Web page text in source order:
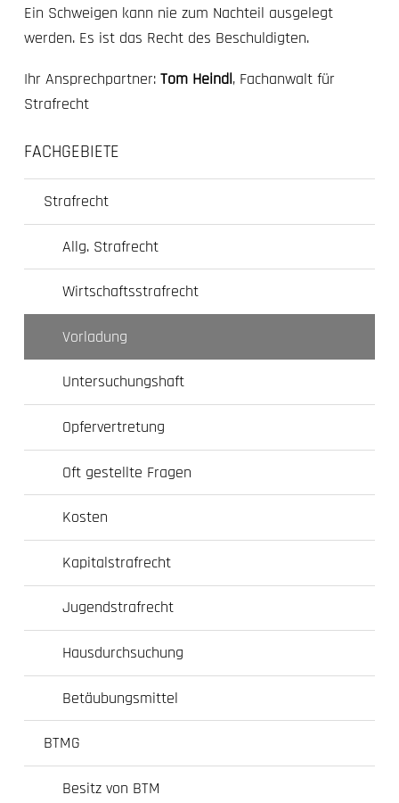
Ein Schweigen kann nie zum Nachteil ausgelegt
werden. Es ist das Recht des Beschuldigten.
Ihr Ansprechpartner: Tom Heindl, Fachanwalt für
Strafrecht
FACHGEBIETE
Strafrecht
Allg. Strafrecht
Wirtschaftsstrafrecht
Vorladung
Untersuchungshaft
Opfervertretung
Oft gestellte Fragen
Kosten
Kapitalstrafrecht
Jugendstrafrecht
Hausdurchsuchung
Betäubungsmittel
BTMG
Besitz von BTM